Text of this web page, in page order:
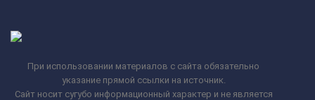
При использовании материалов с сайта обязательно
указание прямой ссылки на источник.
Сайт носит сугубо информационный характер и не является